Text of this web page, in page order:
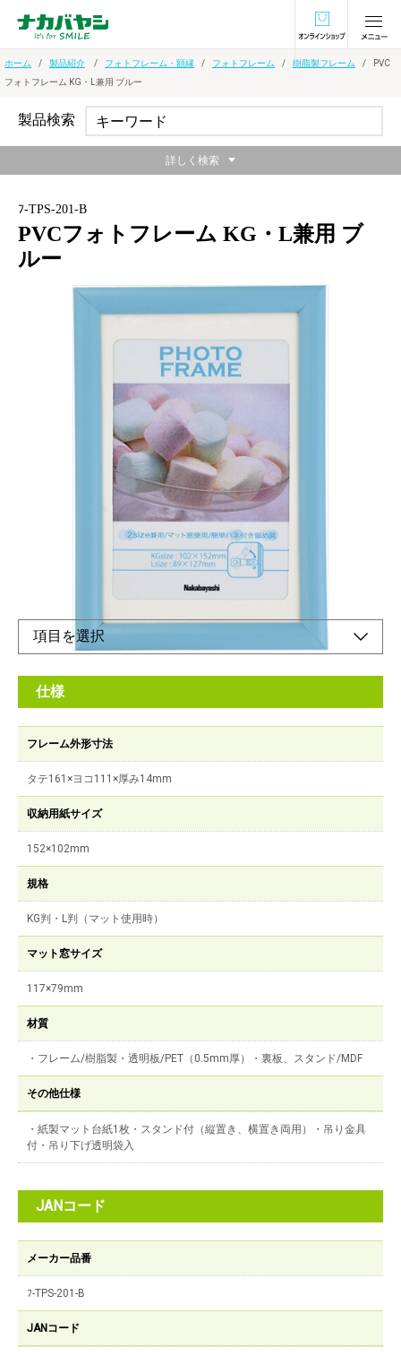
オンラインショ
ホーム 製品紹介 フォトフレーム・額縁 フォトフレーム 樹脂製フレーム
PVC
フォトフレーム KG・L兼用 ブルー
ﾌ-TPS-201-B
PVCフォトフレーム KG・L兼用 ブ
ルー
パステルカラーな樹脂製フォトフレーム
メーカー希望小売価格：
マット台紙使用で2種類のサイズに対応できます。
オンラインショップ
仕様
フレーム外形寸法
タテ161×ヨコ111×厚み14mm
収納用紙サイズ
152×102mm
規格
KG判・L判（マット使用時）
マット窓サイズ
117×79mm
材質
・フレーム/樹脂製・透明板/PET（0.5mm厚）・裏板、スタンド/MDF
その他仕様
・紙製マット台紙1枚・スタンド付（縦置き、横置き両用）・吊り金具
付・吊り下げ透明袋入
JANコード
メーカー品番
ﾌ-TPS-201-B
JANコード
製品検索
詳しく検索